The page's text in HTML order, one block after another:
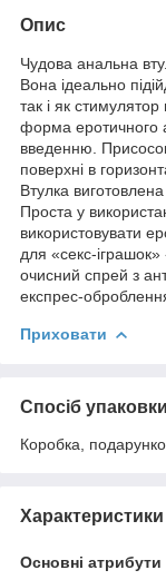
Опис
Чудова анальна
Вона ідеально
так і як
форма еротичного
введенню. Присосок
поверхні в
Втулка
Проста у
використовувати
для «секс-іграшок»
очисний спрей з
експрес-
Приховати
Спосіб упаковки
Коробка,
Характеристики
Основні атрибути